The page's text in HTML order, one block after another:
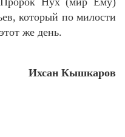
который по милости
же день.
Ихсан Кышкаров